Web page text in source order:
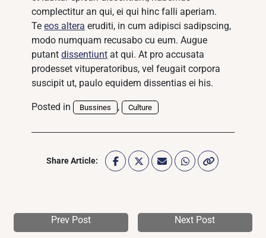
complectitur an qui, ei qui hinc falli aperiam.
Teeos altera eruditi, in cum adipisci sadipscing,
modo numquam recusabo cu eum. Augue
putantdissentiunt at qui. At pro accusata
prodesset vituperatoribus, vel feugait corpora
suscipit ut, paulo equidem dissentias ei his.
Posted in Bussines , Culture
Share Article:
Prev Post Next Post